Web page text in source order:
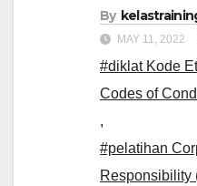
By
MAY 11, 2022
#diklat Kode
Codes of
,
#pelatihan
Responsibility